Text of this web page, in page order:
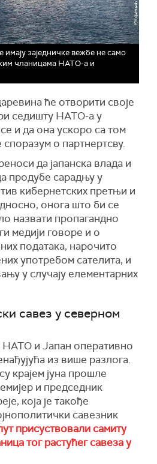
заједничке вежбе не само
чланицама НАТО-а и
ће отворити своје
седишту НАТО-а у
и да она ускоро са том
о партнертсву.
да јапанска влада и
продубе сарадњу у
кибернетских претњи и
онога што би се
назвати пропагандно
медији говоре и о
података, нарочито
употребом сателита, и
у случају елементарних
савез у северном
и Јапан оперативно
из више разлога.
крајем јуна прошле
и председник
која је такође
савезник
присуствовали самиту
тог растућег савеза у